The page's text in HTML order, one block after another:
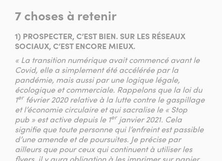
7 choses à retenir
1) PROSPECTER, C’EST BIEN. SUR LES RÉSEAUX
SOCIAUX, C’EST ENCORE MIEUX.
« La transition numérique avait commencé avant le
Covid, elle a simplement été accélérée par la
pandémie, mais aussi par une logique légale,
écologique et commerciale. Rappelons que la loi du
1erfévrier 2020 relative à la lutte contre le gaspillage
et l’économie circulaire et qui sacralise le « Stop
pub » est active depuis le 1erjanvier 2021. Cela
signifie que toute personne qui l’enfreint est passible
d’une amende et de poursuites. Je précise par
ailleurs que pour ceux qui continuent à utiliser les